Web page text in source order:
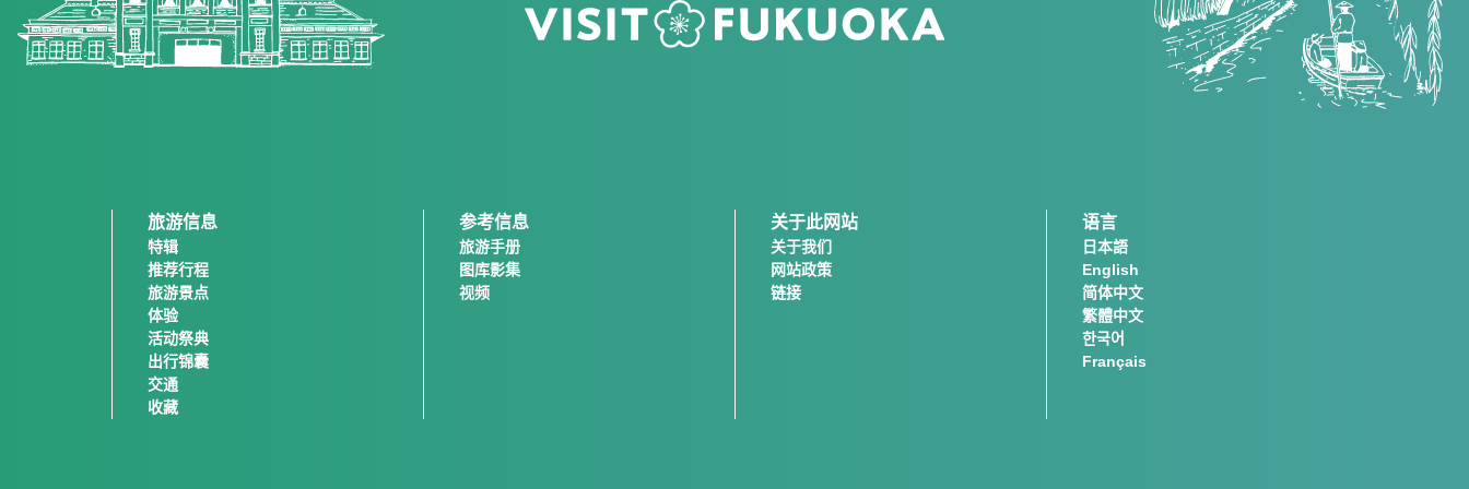
旅游信息
特辑
推荐行程
旅游景点
体验
活动祭典
出行锦囊
交通
收藏
参考信息
旅游手册
图库影集
视频
关于此网站
关于我们
网站政策
链接
语言
日本語
English
简体中文
繁體中文
한국어
Français